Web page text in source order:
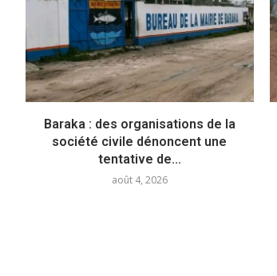
Baraka : des organisations de la
société civile dénoncent une
tentative de...
août 4, 2026